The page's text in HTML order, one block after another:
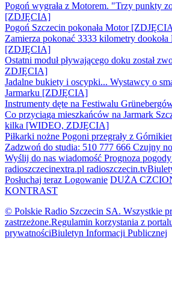
Pogoń wygrała z Motorem. "Trzy punkty
[ZDJĘCIA]
Pogoń Szczecin pokonała Motor
Zamierza pokonać 3333 kilometry
[ZDJĘCIA]
Ostatni moduł pływającego doku został
ZDJĘCIA]
Jadalne bukiety i oscypki... Wystawcy o
Jarmarku [ZDJĘCIA]
Instrumenty dęte na Festiwalu
Co przyciąga mieszkańców na Jarmark
kilka [WIDEO, ZDJĘCIA]
Piłkarki nożne Pogoni przegrały z
Zadzwoń do studia: 510 777 666 Czujny
Wyślij do nas wiadomość Prognoza pogody
radioszczecinextra.pl radioszczecin.tv
Posłuchaj teraz Logowanie DUŻA
KONTRAST
© Polskie Radio Szczecin SA. Wszystkie
zastrzeżone.Regulamin korzystania z
prywatnościBiuletyn Informacji Publicznej